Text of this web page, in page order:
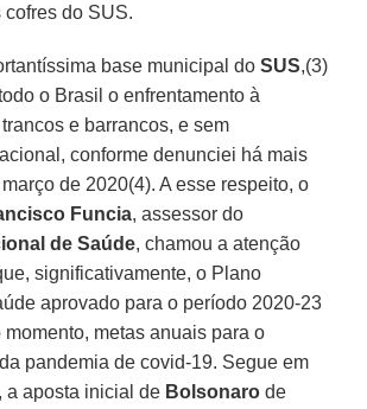
do SUS.
base municipal doSUS,(3)
o Brasil o enfrentamento à
e barrancos, e sem
conforme denunciei há mais
de 2020(4). A esse respeito, o
Funcia, assessor do
de Saúde, chamou a atenção
significativamente, o Plano
aprovado para o período 2020-23
momento, metas anuais para o
pandemia de covid-19. Segue em
a aposta inicial de Bolsonaro de